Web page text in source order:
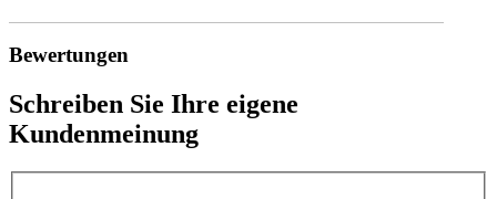
Bewertungen
Schreiben Sie Ihre eigene
Kundenmeinung